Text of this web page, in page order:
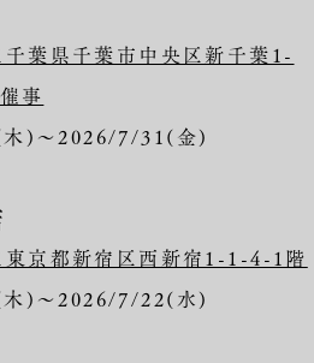
葉県千葉市中央区新千葉1-
事
)～2026/7/31(金)
京都新宿区西新宿1-1-4-1階
)～2026/7/22(水)